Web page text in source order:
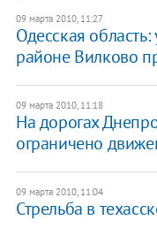
09 марта 2010, 11:27
Одесская
районе Вилково
09 марта 2010, 11:18
На дорогах
ограничено
09 марта 2010, 11:04
Стрельба в